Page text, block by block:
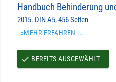
Handbuch Behinderung
2015. DIN A5, 456 Seiten
»MEHR ERFAHREN ...
done BEREITS AUSGEWÄHLT